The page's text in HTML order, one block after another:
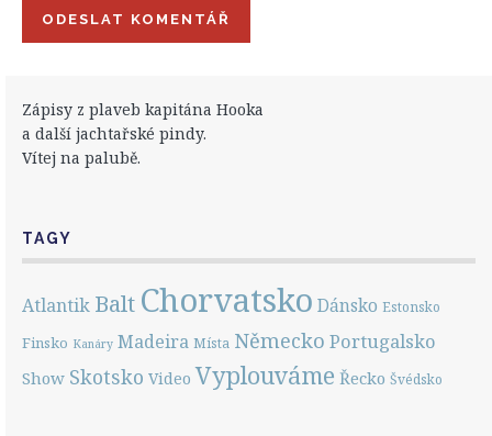
Zápisy z plaveb kapitána Hooka
a další jachtařské pindy.
Vítej na palubě.
TAGY
Atlantik Balt Chorvatsko Dánsko Estonsko
Finsko Kanáry Madeira Místa Německo Portugalsko
Show Skotsko Video Vyplouváme Řecko Švédsko